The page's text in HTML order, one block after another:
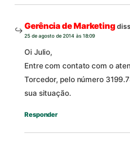
Gerência de Marketing
25 de agosto de 2014 às 18:09
Oi Julio,
Entre com contato com o
Torcedor, pelo número
sua situação.
Responder